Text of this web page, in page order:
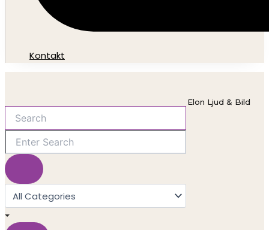
Kontakt
Elon Ljud & Bild